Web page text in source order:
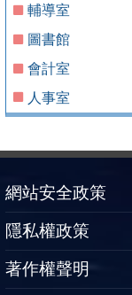
輔導室
圖書館
會計室
人事室
網站安全政策
隱私權政策
著作權聲明